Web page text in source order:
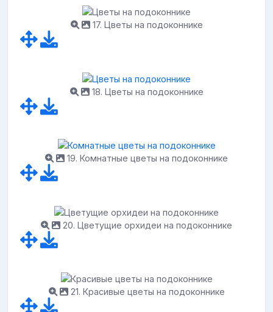
17. Цветы на подоконнике
18. Цветы на подоконнике
19. Комнатные цветы на подоконнике
20. Цветущие орхидеи на подоконнике
21. Красивые цветы на подоконнике